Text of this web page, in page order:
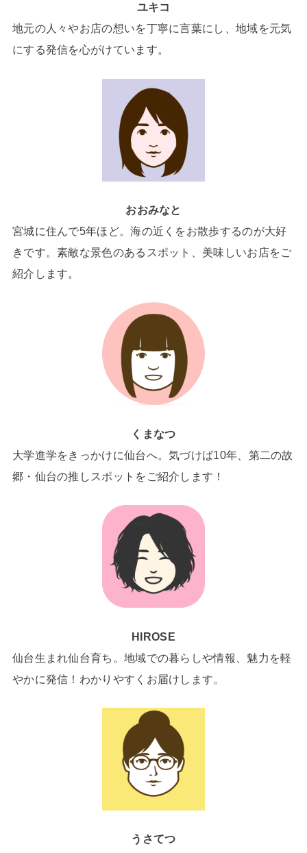
ユキコ
地元の人々やお店の想いを丁寧に言葉にし、地域を元気
にする発信を心がけています。
おおみなと
宮城に住んで5年ほど。海の近くをお散歩するのが大好
きです。素敵な景色のあるスポット、美味しいお店をご
紹介します。
くまなつ
大学進学をきっかけに仙台へ。気づけば10年、第二の故
郷・仙台の推しスポットをご紹介します！
HIROSE
仙台生まれ仙台育ち。地域での暮らしや情報、魅力を軽
やかに発信！わかりやすくお届けします。
うさてつ